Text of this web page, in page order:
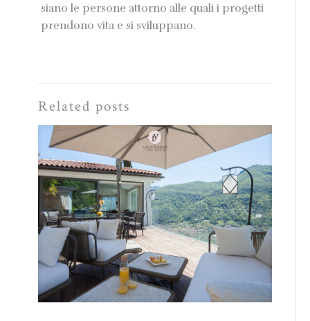
siano le persone attorno alle quali i progetti
prendono vita e si sviluppano.
Related posts